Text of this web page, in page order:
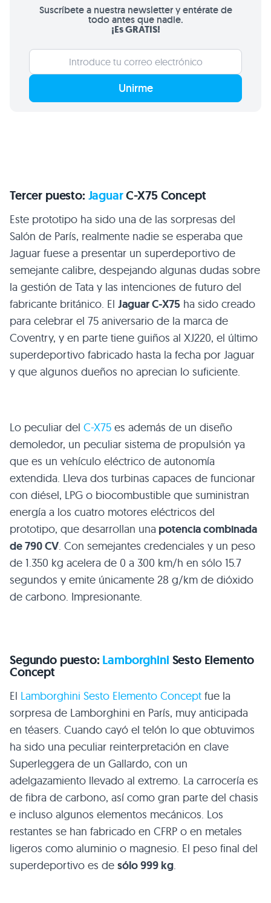
Suscríbete a nuestra newsletter y entérate de
todo antes que nadie.
¡Es GRATIS!
Unirme
Tercer puesto: JaguarC-X75 Concept
Este prototipo ha sido una de las sorpresas del
Salón de París, realmente nadie se esperaba que
Jaguar fuese a presentar un superdeportivo de
semejante calibre, despejando algunas dudas sobre
la gestión de Tata y las intenciones de futuro del
fabricante británico. El Jaguar C-X75 ha sido creado
para celebrar el 75 aniversario de la marca de
Coventry, y en parte tiene guiños al XJ220, el último
superdeportivo fabricado hasta la fecha por Jaguar
y que algunos dueños no aprecian lo suficiente.
Lo peculiar del C-X75 es además de un diseño
demoledor, un peculiar sistema de propulsión ya
que es un vehículo eléctrico de autonomía
extendida. Lleva dos turbinas capaces de funcionar
con diésel, LPG o biocombustible que suministran
energía a los cuatro motores eléctricos del
prototipo, que desarrollan una potencia combinada
de 790 CV. Con semejantes credenciales y un peso
de 1.350 kg acelera de 0 a 300 km/h en sólo 15.7
segundos y emite únicamente 28 g/km de dióxido
de carbono. Impresionante.
Segundo puesto: Lamborghini Sesto Elemento
Concept
El Lamborghini Sesto Elemento Concept fue la
sorpresa de Lamborghini en París, muy anticipada
en téasers. Cuando cayó el telón lo que obtuvimos
ha sido una peculiar reinterpretación en clave
Superleggera de un Gallardo, con un
adelgazamiento llevado al extremo. La carrocería es
de fibra de carbono, así como gran parte del chasis
e incluso algunos elementos mecánicos. Los
restantes se han fabricado en CFRP o en metales
ligeros como aluminio o magnesio. El peso final del
superdeportivo es de sólo 999 kg.